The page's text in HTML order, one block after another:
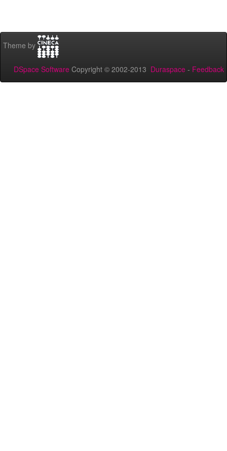
Theme by
DSpace Software Copyright © 2002-2013 Duraspace - Feedback